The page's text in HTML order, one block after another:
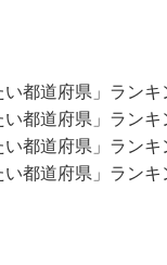
都道府県」ラン
都道府県」ラン
都道府県」ラン
都道府県」ラン